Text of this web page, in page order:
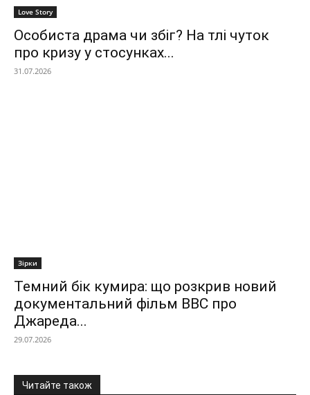
Love Story
Особиста драма чи збіг? На тлі чуток
про кризу у стосунках...
31.07.2026
Зірки
Темний бік кумира: що розкрив новий
документальний фільм ВВС про
Джареда...
29.07.2026
Читайте також